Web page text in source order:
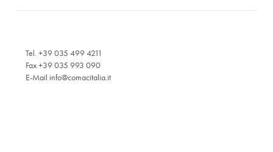
Tel. +39 035 499 4211
Fax +39 035 993 090
E-Mail info@comacitalia.it